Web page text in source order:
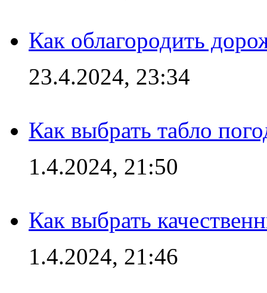
Как облагородить
23.4.2024, 23:34
Как выбрать табло
1.4.2024, 21:50
Как выбрать
1.4.2024, 21:46